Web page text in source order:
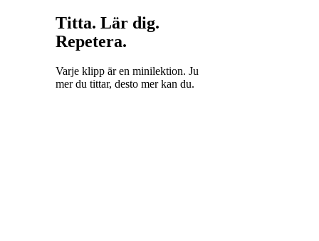
Titta. Lär dig.
Repetera.
Varje klipp är en minilektion. Ju
mer du tittar, desto mer kan du.